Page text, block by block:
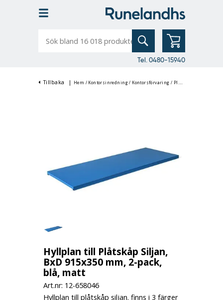
bland
Tel. 0480-15940
Tillbaka | Hem / Kontorsinredning / Kontorsförvaring / Plåtskåp & Förvaringsskåp
Hyllplan till Plåtskåp Siljan,
BxD 915x350 mm, 2-pack,
blå, matt
Art.nr: 12-658046
Hyllplan till plåtskåp siljan. finns i 3 färger